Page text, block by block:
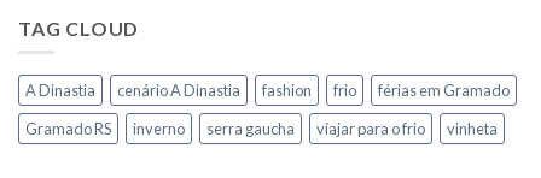
TAG CLOUD
A Dinastia cenário A Dinastia fashion frio
férias em Gramado
Gramado RS
inverno serra gaucha viajar para o frio vinheta